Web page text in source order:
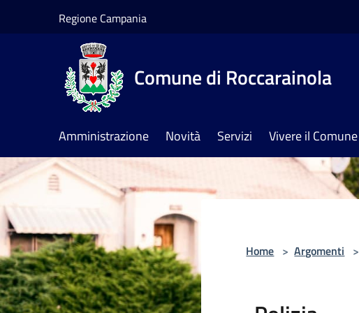
Regione Campania
Comune di Roccarainola
Amministrazione Novità Servizi Vivere il Comune
Home > Argomenti >